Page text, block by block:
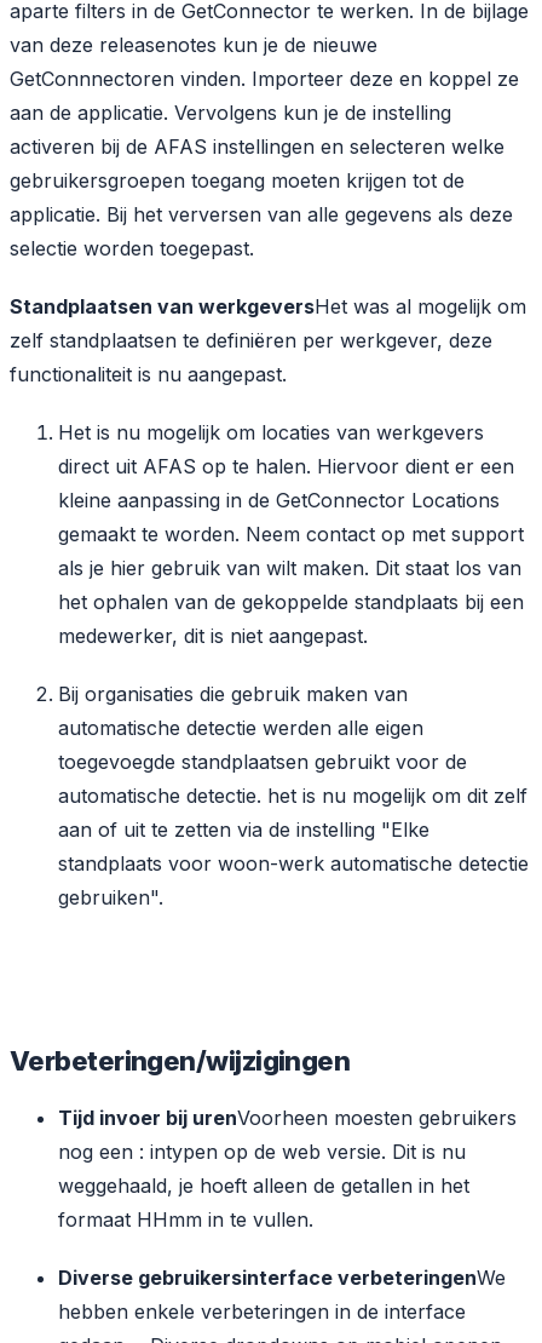
aparte filters in de GetConnector te werken. In de bijlage
van deze releasenotes kun je de nieuwe
GetConnnectoren vinden. Importeer deze en koppel ze
aan de applicatie. Vervolgens kun je de instelling
activeren bij de AFAS instellingen en selecteren welke
gebruikersgroepen toegang moeten krijgen tot de
applicatie. Bij het verversen van alle gegevens als deze
selectie worden toegepast.
Standplaatsen van werkgeversHet was al mogelijk om
zelf standplaatsen te definiëren per werkgever, deze
functionaliteit is nu aangepast.
Het is nu mogelijk om locaties van werkgevers
direct uit AFAS op te halen. Hiervoor dient er een
kleine aanpassing in de GetConnector Locations
gemaakt te worden. Neem contact op met support
als je hier gebruik van wilt maken. Dit staat los van
het ophalen van de gekoppelde standplaats bij een
medewerker, dit is niet aangepast.
Bij organisaties die gebruik maken van
automatische detectie werden alle eigen
toegevoegde standplaatsen gebruikt voor de
automatische detectie. het is nu mogelijk om dit zelf
aan of uit te zetten via de instelling "Elke
standplaats voor woon-werk automatische detectie
gebruiken".
Verbeteringen/wijzigingen
Tijd invoer bij urenVoorheen moesten gebruikers
nog een : intypen op de web versie. Dit is nu
weggehaald, je hoeft alleen de getallen in het
formaat HHmm in te vullen.
Diverse gebruikersinterface verbeteringenWe
hebben enkele verbeteringen in de interface